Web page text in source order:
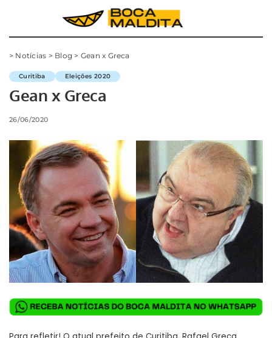
> Notícias > Blog > Gean x Greca
Curitiba Eleições 2020
Gean x Greca
26/06/2020